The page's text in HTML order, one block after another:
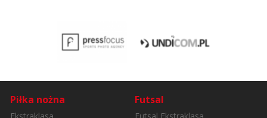
Piłka nożna Futsal